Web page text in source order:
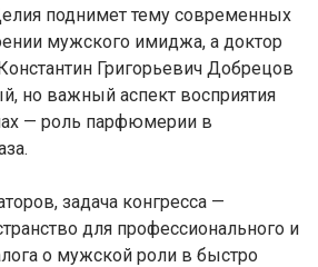
поднимет тему современных
мужского имиджа, а доктор
Григорьевич Добрецов
но важный аспект восприятия
— роль парфюмерии в
задача конгресса —
для профессионального и
о мужской роли в быстро